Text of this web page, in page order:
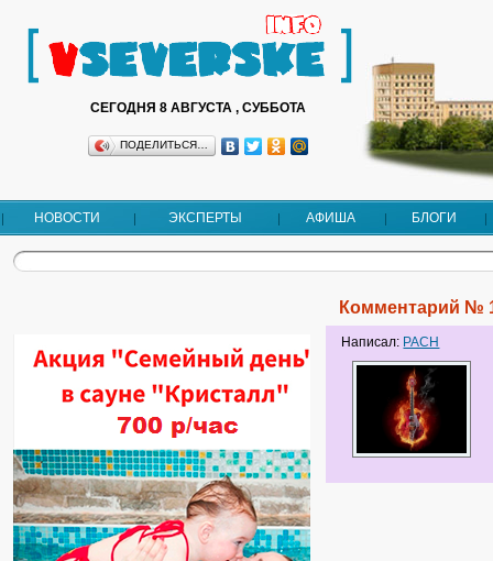
СЕГОДНЯ 8 АВГУСТА , СУББОТА
ПОДЕЛИТЬСЯ…
НОВОСТИ ЭКСПЕРТЫ АФИША БЛОГИ
Комментарий №
Написал: PACH